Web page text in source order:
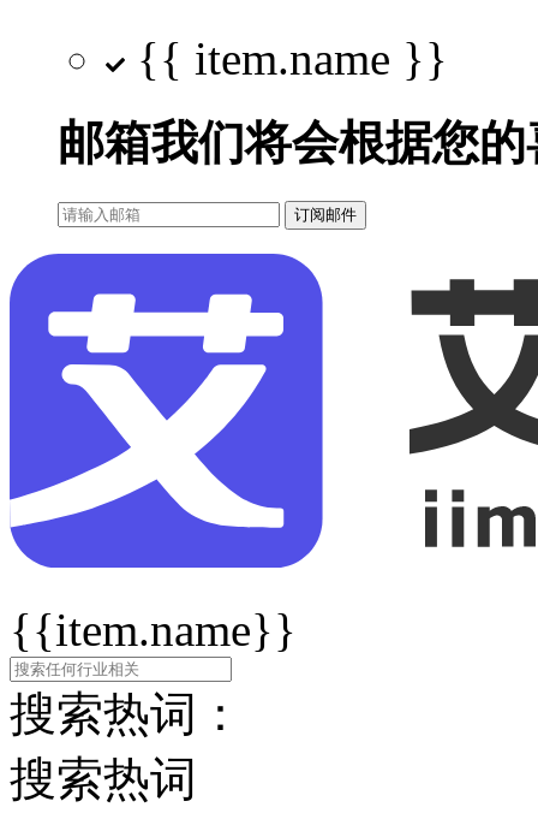
{{ item.name }}
邮箱我们将会根据您
订阅邮件
{{item.name}}
搜索热词：
搜索热词